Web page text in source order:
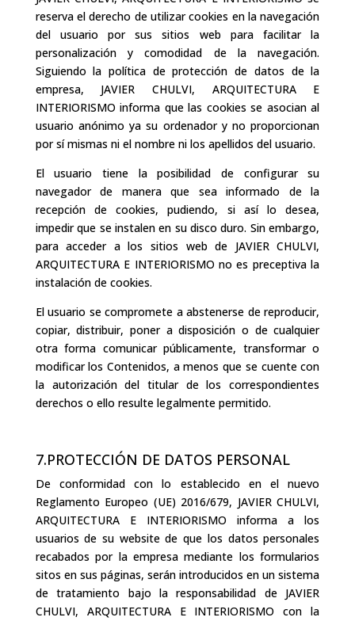
reserva el derecho de utilizar cookies en la navegación
del usuario por sus sitios web para facilitar la
personalización y comodidad de la navegación.
Siguiendo la política de protección de datos de la
empresa, JAVIER CHULVI, ARQUITECTURA E
INTERIORISMO informa que las cookies se asocian al
usuario anónimo ya su ordenador y no proporcionan
por sí mismas ni el nombre ni los apellidos del usuario.
El usuario tiene la posibilidad de configurar su
navegador de manera que sea informado de la
recepción de cookies, pudiendo, si así lo desea,
impedir que se instalen en su disco duro. Sin embargo,
para acceder a los sitios web de JAVIER CHULVI,
ARQUITECTURA E INTERIORISMO no es preceptiva la
instalación de cookies.
El usuario se compromete a abstenerse de reproducir,
copiar, distribuir, poner a disposición o de cualquier
otra forma comunicar públicamente, transformar o
modificar los Contenidos, a menos que se cuente con
la autorización del titular de los correspondientes
derechos o ello resulte legalmente permitido.
7.PROTECCIÓN DE DATOS PERSONAL
De conformidad con lo establecido en el nuevo
Reglamento Europeo (UE) 2016/679, JAVIER CHULVI,
ARQUITECTURA E INTERIORISMO informa a los
usuarios de su website de que los datos personales
recabados por la empresa mediante los formularios
sitos en sus páginas, serán introducidos en un sistema
de tratamiento bajo la responsabilidad de JAVIER
CHULVI, ARQUITECTURA E INTERIORISMO con la